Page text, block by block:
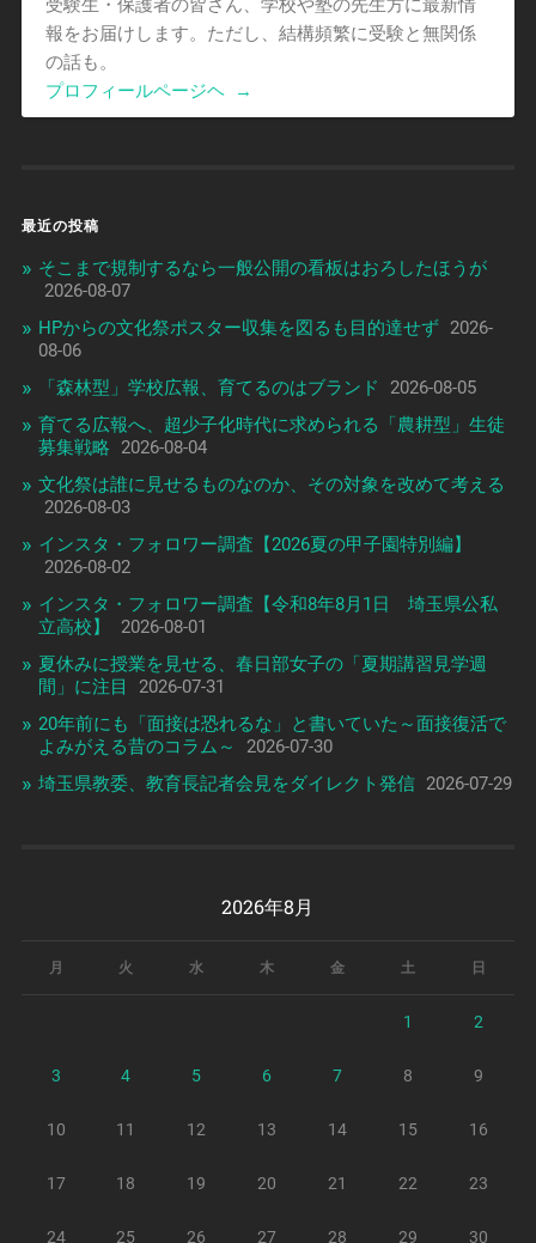
受験生・保護者の皆さん、学校や塾の先生方に最新情
報をお届けします。ただし、結構頻繁に受験と無関係
の話も。
プロフィールページヘ
→
最近の投稿
そこまで規制するなら一般公開の看板はおろしたほうが
2026-08-07
HPからの文化祭ポスター収集を図るも目的達せず 2026-
08-06
「森林型」学校広報、育てるのはブランド
2026-08-05
育てる広報へ、超少子化時代に求められる「農耕型」生徒
募集戦略
2026-08-04
文化祭は誰に見せるものなのか、その対象を改めて考える
2026-08-03
インスタ・フォロワー調査【2026夏の甲子園特別編】
2026-08-02
インスタ・フォロワー調査【令和8年8月1日 埼玉県公私
立高校】
2026-08-01
夏休みに授業を見せる、春日部女子の「夏期講習見学週
間」に注目
2026-07-31
20年前にも「面接は恐れるな」と書いていた～面接復活で
よみがえる昔のコラム～
2026-07-30
埼玉県教委、教育長記者会見をダイレクト発信 2026-07-29
2026年8月
月 火 水 木 金 土 日
1 2
3 4 5 6 7 8 9
10 11 12 13 14 15 16
17 18 19 20 21 22 23
24 25 26 27 28 29 30